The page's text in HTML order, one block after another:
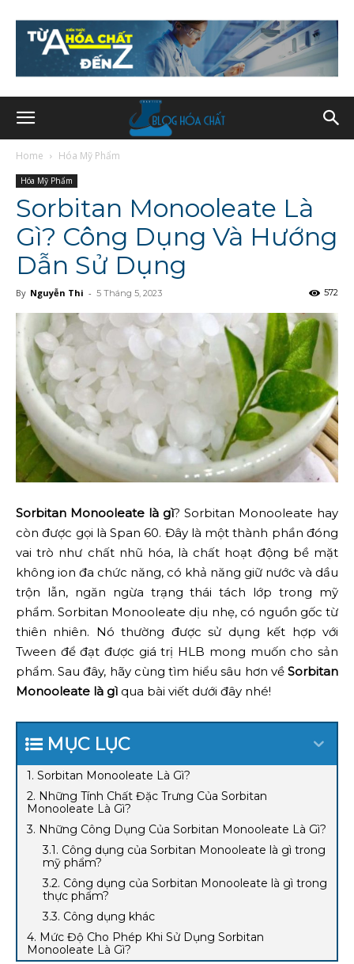
Home Hóa Mỹ Phẩm
Hóa Mỹ Phẩm
Sorbitan Monooleate Là
Gì? Công Dụng Và Hướng
Dẫn Sử Dụng
By Nguyễn Thi - 5 Tháng 5, 2023 572
Sorbitan Monooleate là gì? Sorbitan Monooleate hay
còn được gọi là Span 60. Đây là một thành phần đóng
vai trò như chất nhũ hóa, là chất hoạt động bề mặt
không ion đa chức năng, có khả năng giữ nước và dầu
trộn lẫn, ngăn ngừa trạng thái tách lớp trong mỹ
phẩm. Sorbitan Monooleate dịu nhẹ, có nguồn gốc từ
thiên nhiên. Nó thường được sử dụng kết hợp với
Tween để đạt được giá trị HLB mong muốn cho sản
phẩm. Sau đây, hãy cùng tìm hiểu sâu hơn về Sorbitan
Monooleate là gìqua bài viết dưới đây nhé!
MỤC LỤC
1. Sorbitan Monooleate Là Gì?
2. Những Tính Chất Đặc Trưng Của Sorbitan
Monooleate Là Gì?
3. Những Công Dụng Của Sorbitan Monooleate Là Gì?
3.1. Công dụng của Sorbitan Monooleate là gì trong
mỹ phẩm?
3.2. Công dụng của Sorbitan Monooleate là gì trong
thực phẩm?
3.3. Công dụng khác
4. Mức Độ Cho Phép Khi Sử Dụng Sorbitan
Monooleate Là Gì?